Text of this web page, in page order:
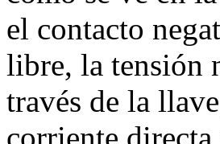
el contacto
libre, la tensión
través de la